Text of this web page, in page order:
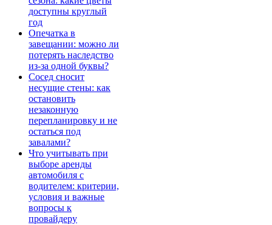
доступны круглый
год
Опечатка в
завещании: можно ли
потерять наследство
из-за одной буквы?
Сосед сносит
несущие стены: как
остановить
незаконную
перепланировку и не
остаться под
завалами?
Что учитывать при
выборе аренды
автомобиля с
водителем: критерии,
условия и важные
вопросы к
провайдеру